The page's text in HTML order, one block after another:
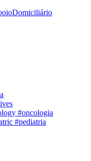
#oncologia
#pediatria